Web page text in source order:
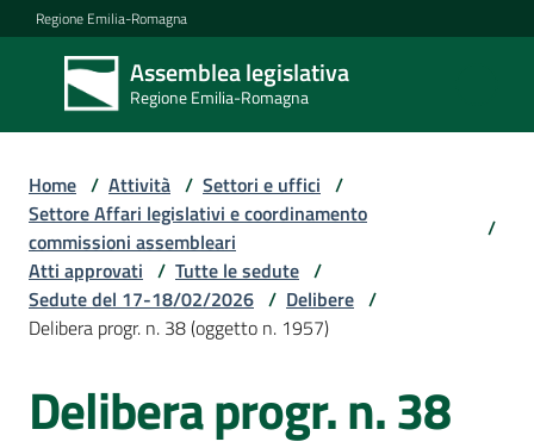
Vai al contenuto
Vai alla navigazione
Vai al footer
Regione Emilia-Romagna
Assemblea legislativa
Regione Emilia-Romagna
Assemblea
legislativa
Regione Emilia-
Assemblea
Home / Attività / Settori e uffici /
Settore Affari legislativi e coordinamento
commissioni assembleari
/
Atti approvati / Tutte le sedute /
Sedute del 17-18/02/2026 / Delibere /
Delibera progr. n. 38 (oggetto n. 1957)
Delibera progr. n. 38